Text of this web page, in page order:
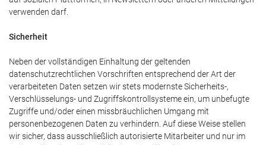
verwenden darf.
Sicherheit
Neben der vollständigen Einhaltung der geltenden
datenschutzrechtlichen Vorschriften entsprechend der Art der
verarbeiteten Daten setzen wir stets modernste Sicherheits-,
Verschlüsselungs- und Zugriffskontrollsysteme ein, um unbefugte
Zugriffe und/oder einen missbräuchlichen Umgang mit
personenbezogenen Daten zu verhindern. Auf diese Weise stellen
wir sicher, dass ausschließlich autorisierte Mitarbeiter und nur im